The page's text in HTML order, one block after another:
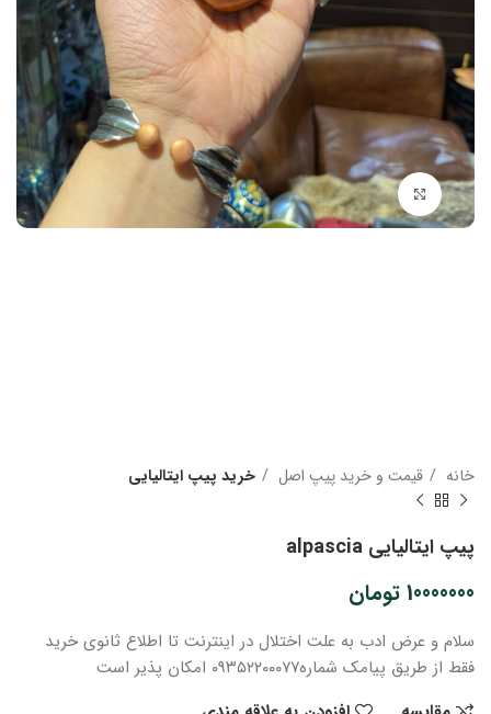
بزرگنمایی تصویر
خانه قیمت و خرید پیپ اصل خرید پیپ ایتالیایی
پیپ ایتالیایی alpascia
10000000 تومان
سلام و عرض ادب به علت اختلال در اینترنت تا اطلاع ثانوی خرید
فقط از طریق پیامک شماره۰۹۳۵۲۲۰۰۰۷۷ امکان پذیر است